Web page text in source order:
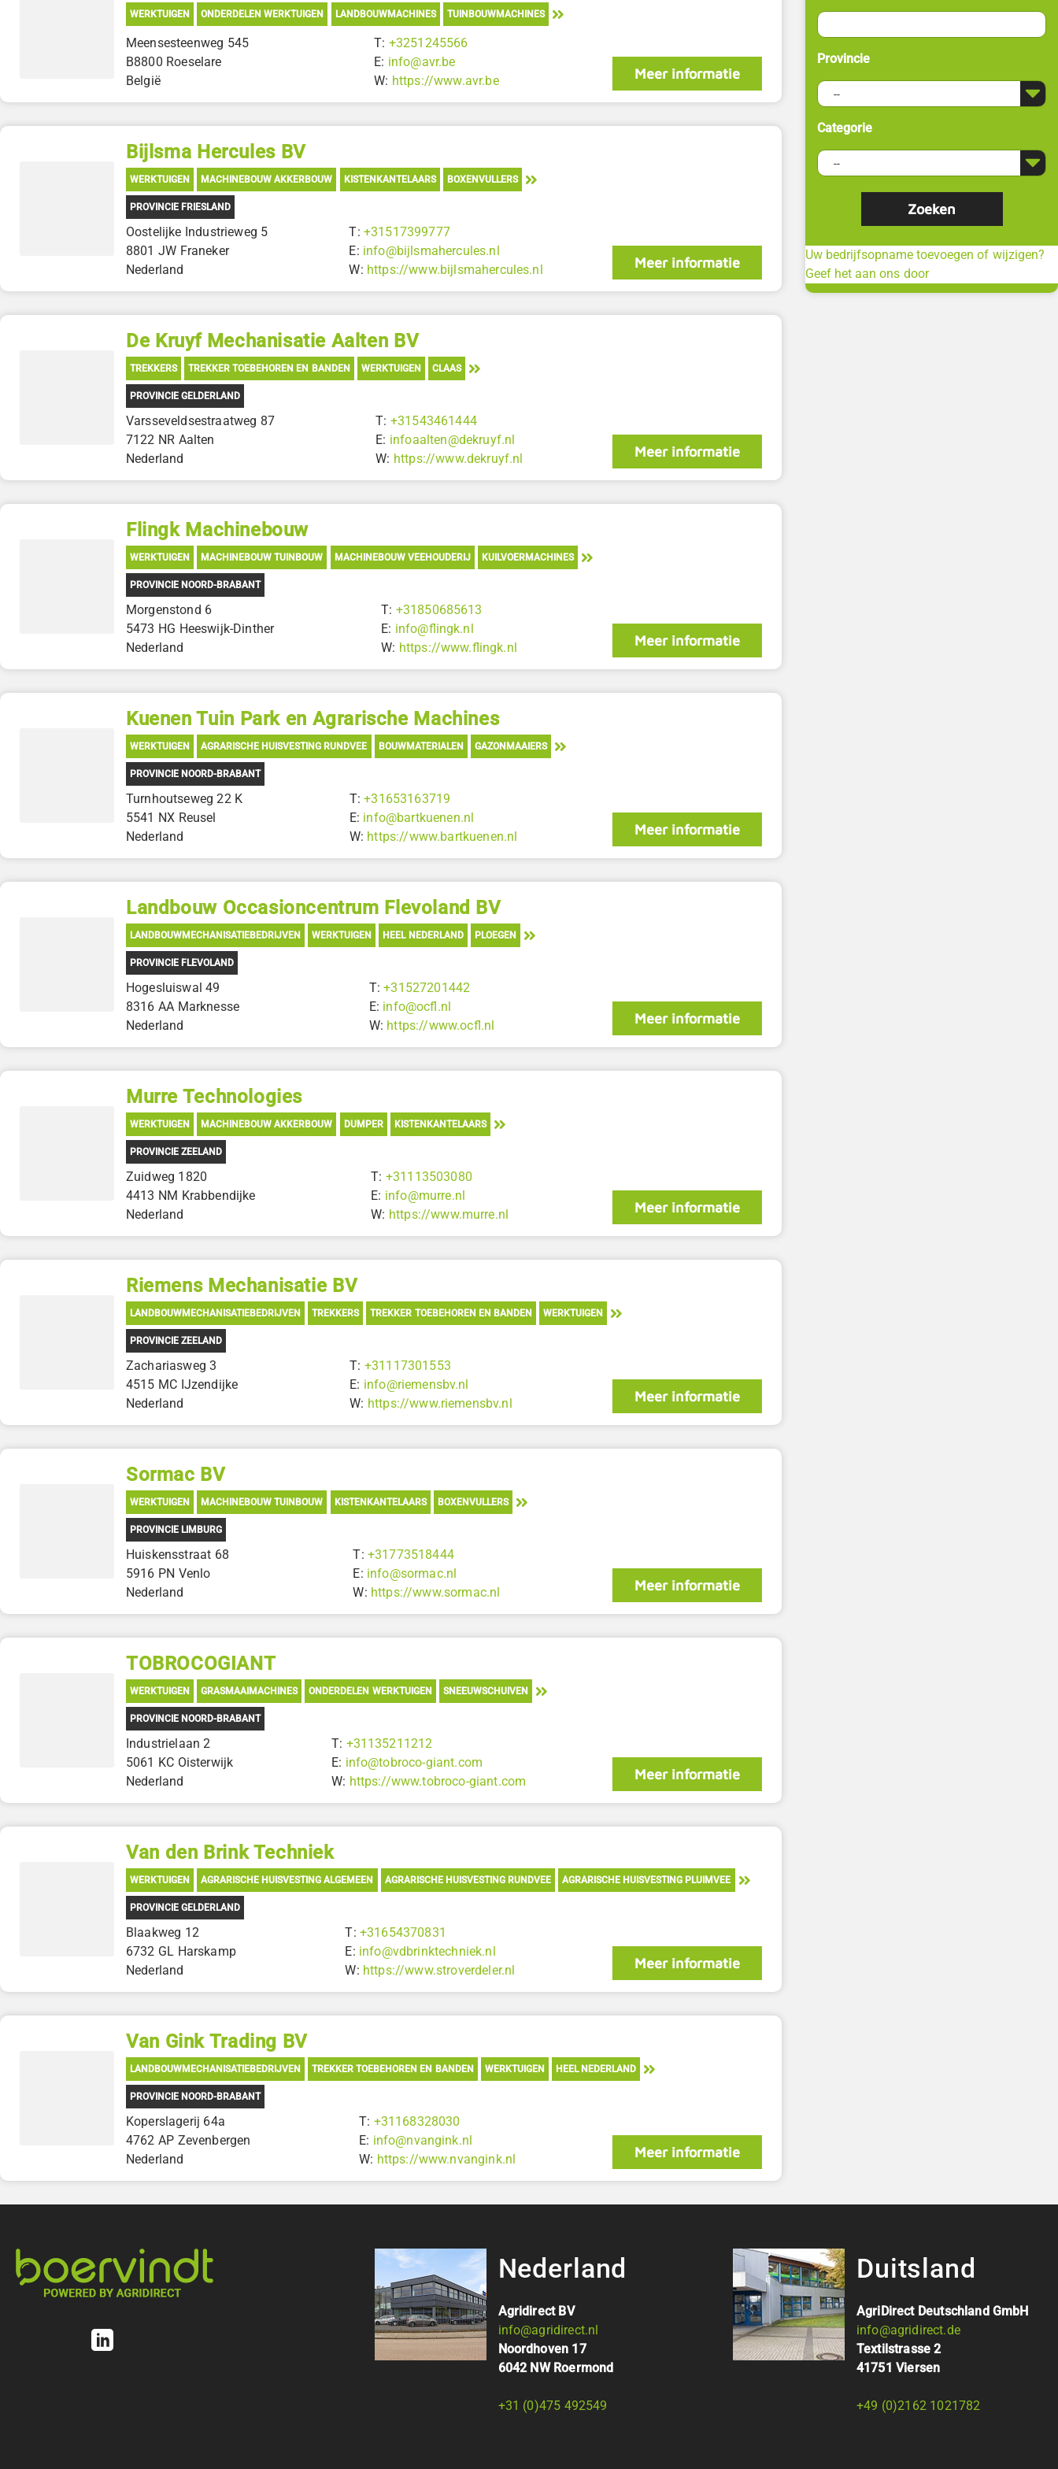
WERKTUIGEN ONDERDELEN WERKTUIGEN LANDBOUWMACHINES TUINBOUWMACHINES
Meensesteenweg 545
B8800 Roeselare
België
T: +3251245566
E: info@avr.be
W: https://www.avr.be Meer informatie
Bijlsma Hercules BV
WERKTUIGEN MACHINEBOUW AKKERBOUW KISTENKANTELAARS BOXENVULLERS
PROVINCIE FRIESLAND
Oostelijke Industrieweg 5
8801 JW Franeker
Nederland
T: +31517399777
E: info@bijlsmahercules.nl
W: https://www.bijlsmahercules.nl Meer informatie
De Kruyf Mechanisatie Aalten BV
TREKKERS TREKKER TOEBEHOREN EN BANDEN WERKTUIGEN CLAAS
PROVINCIE GELDERLAND
Varsseveldsestraatweg 87
7122 NR Aalten
Nederland
T: +31543461444
E: infoaalten@dekruyf.nl
W: https://www.dekruyf.nl Meer informatie
Flingk Machinebouw
WERKTUIGEN MACHINEBOUW TUINBOUW MACHINEBOUW VEEHOUDERIJ KUILVOERMACHINES
PROVINCIE NOORD-BRABANT
Morgenstond 6
5473 HG Heeswijk-Dinther
Nederland
T: +31850685613
E: info@flingk.nl
W: https://www.flingk.nl Meer informatie
Kuenen Tuin Park en Agrarische Machines
WERKTUIGEN AGRARISCHE HUISVESTING RUNDVEE BOUWMATERIALEN GAZONMAAIERS
PROVINCIE NOORD-BRABANT
Turnhoutseweg 22 K
5541 NX Reusel
Nederland
T:+31653163719
E: info@bartkuenen.nl
W: https://www.bartkuenen.nl Meer informatie
Landbouw Occasioncentrum Flevoland BV
LANDBOUWMECHANISATIEBEDRIJVEN WERKTUIGEN HEEL NEDERLAND PLOEGEN
PROVINCIE FLEVOLAND
Hogesluiswal 49
8316 AA Marknesse
Nederland
T:+31527201442
E: info@ocfl.nl
W: https://www.ocfl.nl Meer informatie
Murre Technologies
WERKTUIGEN MACHINEBOUW AKKERBOUW DUMPER KISTENKANTELAARS
PROVINCIE ZEELAND
Zuidweg 1820
4413 NM Krabbendijke
Nederland
T: +31113503080
E: info@murre.nl
W: https://www.murre.nl Meer informatie
Riemens Mechanisatie BV
LANDBOUWMECHANISATIEBEDRIJVEN TREKKERS TREKKER TOEBEHOREN EN BANDEN WERKTUIGEN
PROVINCIE ZEELAND
Zachariasweg 3
4515 MC IJzendijke
Nederland
T: +31117301553
E: info@riemensbv.nl
W: https://www.riemensbv.nl Meer informatie
Sormac BV
WERKTUIGEN MACHINEBOUW TUINBOUW KISTENKANTELAARS BOXENVULLERS
PROVINCIE LIMBURG
Huiskensstraat 68
5916 PN Venlo
Nederland
T: +31773518444
E: info@sormac.nl
W: https://www.sormac.nl Meer informatie
TOBROCOGIANT
WERKTUIGEN GRASMAAIMACHINES ONDERDELEN WERKTUIGEN SNEEUWSCHUIVEN
PROVINCIE NOORD-BRABANT
Industrielaan 2
5061 KC Oisterwijk
Nederland
T: +31135211212
E: info@tobroco-giant.com
W: https://www.tobroco-giant.com Meer informatie
Van den Brink Techniek
WERKTUIGEN AGRARISCHE HUISVESTING ALGEMEEN AGRARISCHE HUISVESTING RUNDVEE AGRARISCHE HUISVESTING PLUIMVEE
PROVINCIE GELDERLAND
Blaakweg 12
6732 GL Harskamp
Nederland
T:+31654370831
E: info@vdbrinktechniek.nl
W: https://www.stroverdeler.nl Meer informatie
Van Gink Trading BV
LANDBOUWMECHANISATIEBEDRIJVEN TREKKER TOEBEHOREN EN BANDEN WERKTUIGEN HEEL NEDERLAND
PROVINCIE NOORD-BRABANT
Koperslagerij 64a
4762 AP Zevenbergen
Nederland
T: +31168328030
E: info@nvangink.nl
W: https://www.nvangink.nl Meer informatie
Provincie
Categorie
Uw bedrijfsopname toevoegen of wijzigen?
Geef het aan ons door
Nederland
Agridirect BV
info@agridirect.nl
Noordhoven 17
6042 NW Roermond
+31 (0)475 492549
Duitsland
AgriDirect Deutschland GmbH
info@agridirect.de
Textilstrasse 2
41751 Viersen
+49 (0)2162 1021782